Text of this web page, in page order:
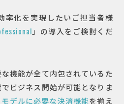
率化を実現したいご担当者様
」の導入をご検討くだ
機能が全て内包されているた
ビジネス開始が可能となりま
デルに必要な決済機能を揃え